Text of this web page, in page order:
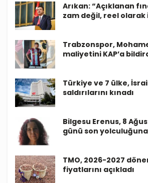
Arıkan: “Açıklanan
zam değil, reel
Trabzonspor,
maliyetini KAP’a
Türkiye ve 7 ülke,
saldırılarını kınadı
Bilgesu Erenus, 8
günü son
TMO, 2026-2027
fiyatlarını açıkladı